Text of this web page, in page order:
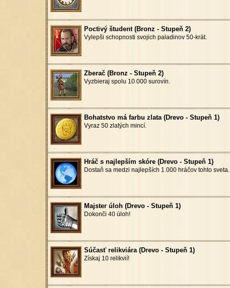
Poctivý študent (Bronz - Stupeň 2)
Vylepši schopnosti svojich paladinov 50-krát.
Zberač (Bronz - Stupeň 2)
Vyzbieraj spolu 10.000 surovín.
Bohatstvo má farbu zlata (Drevo - Stupeň 1)
Vyraz 50 zlatých mincí.
Hráč s najlepším skóre (Drevo - Stupeň 1)
Dostaň sa medzi najlepších 1.000 hráčov tohto sveta.
Majster úloh (Drevo - Stupeň 1)
Dokonči 40 úloh!
Súčasť relikviára (Drevo - Stupeň 1)
Získaj 10 relikvií!